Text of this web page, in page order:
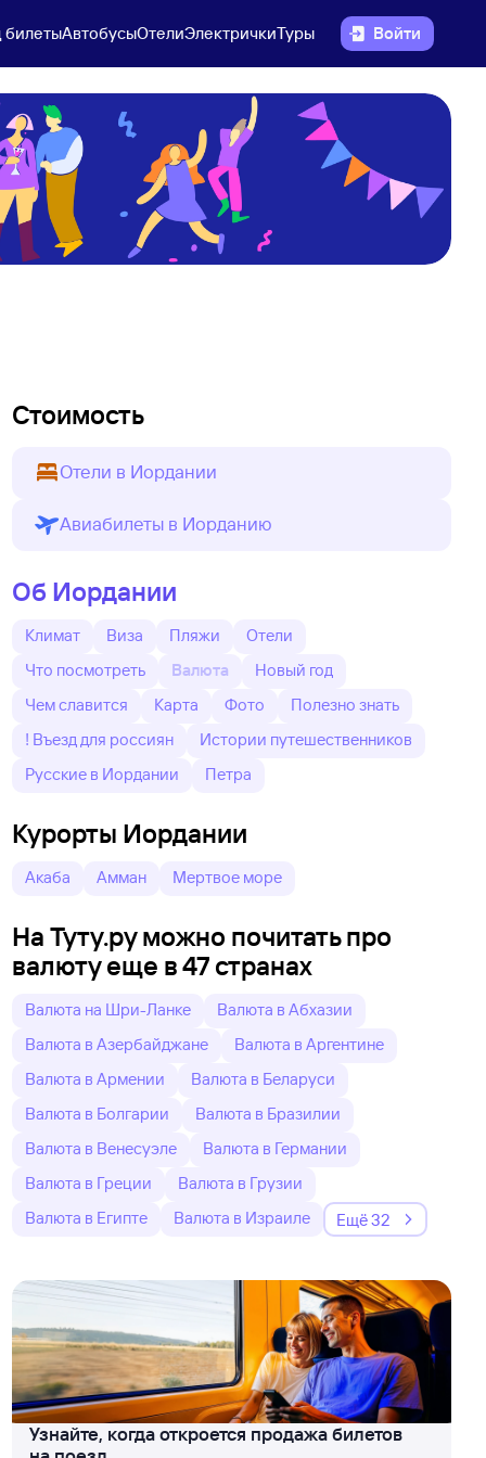
АвтобусыОтелиЭлектричкиТуры Войти
Стоимость
Отели в Иордании
Авиабилеты в Иорданию
Об Иордании
Климат Виза Пляжи
Отели
Что посмотреть
Валюта
Новый год
Чем славится
Карта Фото
Полезно знать
! Въезд для россиян
Истории путешественников
Русские в Иордании
Петра
Курорты Иордании
Акаба Амман Мертвое море
На Туту.ру можно почитать про
валюту еще в 47 странах
Валюта на Шри-Ланке
Валюта в Абхазии
Валюта в Азербайджане
Валюта в Аргентине
Валюта в Армении
Валюта в Беларуси
Валюта в Болгарии
Валюта в Бразилии
Валюта в Венесуэле
Валюта в Германии
Валюта в Греции
Валюта в Грузии
Валюта в Египте
Валюта в Израиле Ещё 32
Узнайте, когда откроется продажа билетов